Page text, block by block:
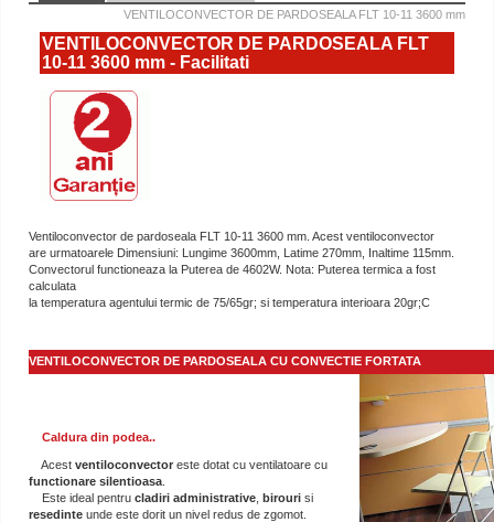
VENTILOCONVECTOR DE PARDOSEALA FLT 10-11 3600 mm
VENTILOCONVECTOR DE PARDOSEALA FLT
10-11 3600 mm - Facilitati
Ventiloconvector de pardoseala FLT 10-11 3600 mm. Acest ventiloconvector
are urmatoarele Dimensiuni: Lungime 3600mm, Latime 270mm, Inaltime 115mm.
Convectorul functioneaza la Puterea de 4602W. Nota: Puterea termica a fost
calculata
la temperatura agentului termic de 75/65gr; si temperatura interioara 20gr;C
VENTILOCONVECTOR DE PARDOSEALA CU CONVECTIE FORTATA
Caldura din podea..
Acest ventiloconvector este dotat cu ventilatoare cu
functionare silentioasa
Este ideal pentru cladiri administrative birouri si
resedinte unde este dorit un nivel redus de zgomot.